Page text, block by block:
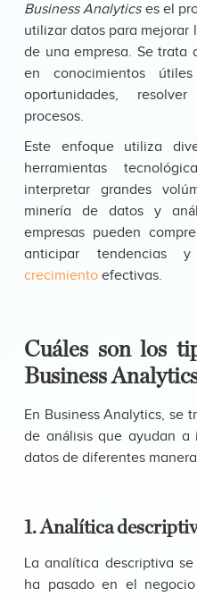
Business Analyticses el
utilizar datos para mejorar
de una empresa. Se trata
en conocimientos
oportunidades,
procesos.
Este enfoque utiliza
herramientas
interpretar grandes
minería de datos y
empresas pueden
anticipar tendencias
crecimiento efectivas.
Cuáles son los
Business
En Business Analytics, se
de análisis que ayudan a
datos de diferentes
1. Analítica
La analítica descriptiva
ha pasado en el